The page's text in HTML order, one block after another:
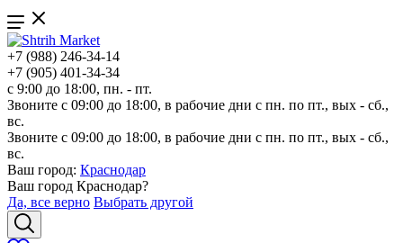
+7 (988) 246-34-14
+7 (905) 401-34-34
с 9:00 до 18:00, пн. - пт.
Звоните с 09:00 до 18:00, в рабочие дни с пн. по пт., вых - сб.,
вс.
Звоните с 09:00 до 18:00, в рабочие дни с пн. по пт., вых - сб.,
вс.
Ваш город: Краснодар
Ваш город Краснодар?
Да, все верно Выбрать другой